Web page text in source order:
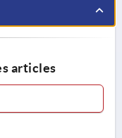
articles